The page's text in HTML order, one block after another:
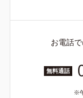
お電話
無料通話